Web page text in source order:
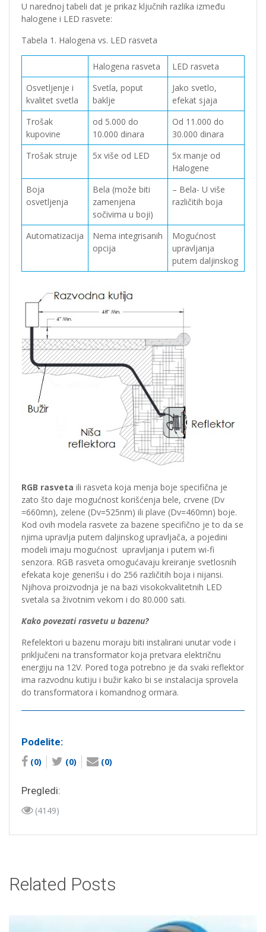
U narednoj tabeli dat je prikaz ključnih razlika između
halogene i LED rasvete:
Tabela 1. Halogena vs. LED rasveta
Halogena rasveta
LED rasveta
Osvetljenje i
kvalitet svetla
Svetla, poput
baklje
Jako svetlo,
efekat sjaja
Trošak
kupovine
od 5.000 do
10.000 dinara
Od 11.000 do
30.000 dinara
Trošak struje
5x više od LED
5x manje od
Halogene
Boja
osvetljenja
Bela (može biti
zamenjena
sočivima u boji)
– Bela- U više
različitih boja
Automatizacija
Nema integrisanih
opcija
Mogućnost
upravljanja
putem daljinskog
RGB rasveta ili rasveta koja menja boje specifična je
zato što daje mogućnost korišćenja bele, crvene (Dv
=660mn), zelene (Dv=525nm) ili plave (Dv=460mn) boje.
Kod ovih modela rasvete za bazene specifično je to da se
njima upravlja putem daljinskog upravljača, a pojedini
modeli imaju mogućnost upravljanja i putem wi-fi
senzora. RGB rasveta omogućavaju kreiranje svetlosnih
efekata koje generišu i do 256 različitih boja i nijansi.
Njihova proizvodnja je na bazi visokokvalitetnih LED
svetala sa životnim vekom i do 80.000 sati.
Kako povezati rasvetu u bazenu?
Refelektori u bazenu moraju biti instalirani unutar vode i
priključeni na transformator koja pretvara električnu
energiju na 12V. Pored toga potrebno je da svaki reflektor
ima razvodnu kutiju i bužir kako bi se instalacija sprovela
do transformatora i komandnog ormara.
Podelite:
(0) (0) (0)
Pregledi:
(4149)
Related Posts